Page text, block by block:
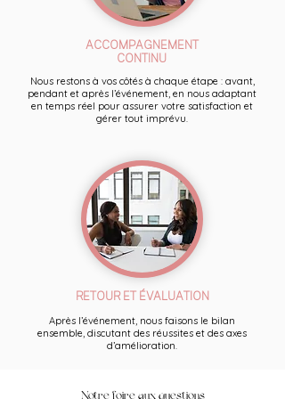
ACCOMPAGNEMENT
CONTINU
Nous restons à vos côtés à chaque étape : avant,
pendant et après l’événement, en nous adaptant
en temps réel pour assurer votre satisfaction et
gérer tout imprévu.
RETOUR ET ÉVALUATION
Après l’événement, nous faisons le bilan
ensemble, discutant des réussites et des axes
d’amélioration.